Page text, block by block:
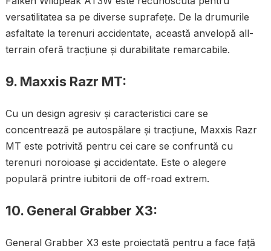
versatilitatea sa pe diverse suprafețe. De la drumurile
asfaltate la terenuri accidentate, această anvelopă all-
terrain oferă tracțiune și durabilitate remarcabile.
9. Maxxis Razr MT:
Cu un design agresiv și caracteristici care se
concentrează pe autospălare și tracțiune, Maxxis Razr
MT este potrivită pentru cei care se confruntă cu
terenuri noroioase și accidentate. Este o alegere
populară printre iubitorii de off-road extrem.
10. General Grabber X3:
General Grabber X3 este proiectată pentru a face față